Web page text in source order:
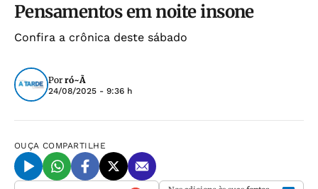
Pensamentos em noite insone
Confira a crônica deste sábado
Por ró~Ã
24/08/2025 - 9:36 h
OUÇA COMPARTILHE